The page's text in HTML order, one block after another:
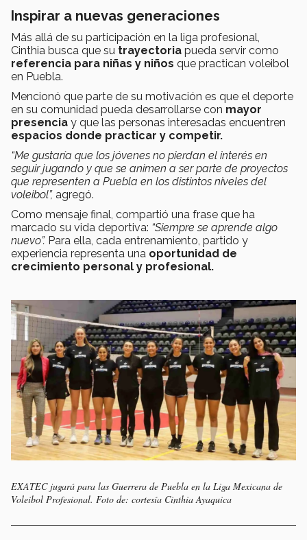
Inspirar a nuevas generaciones
Más allá de su participación en la liga profesional,
Cinthia busca que su trayectoria pueda servir como
referencia para niñas y niños que practican voleibol
en Puebla.
Mencionó que parte de su motivación es que el deporte
en su comunidad pueda desarrollarse con mayor
presencia y que las personas interesadas encuentren
espacios donde practicar y competir.
“Me gustaría que los jóvenes no pierdan el interés en
seguir jugando y que se animen a ser parte de proyectos
que representen a Puebla en los distintos niveles del
voleibol”, agregó.
Como mensaje final, compartió una frase que ha
marcado su vida deportiva: “Siempre se aprende algo
nuevo”. Para ella, cada entrenamiento, partido y
experiencia representa una oportunidad de
crecimiento personal y profesional.
EXATEC jugará para las Guerrera de Puebla en la Liga Mexicana de
Voleibol Profesional. Foto de: cortesía Cinthia Ayaquica